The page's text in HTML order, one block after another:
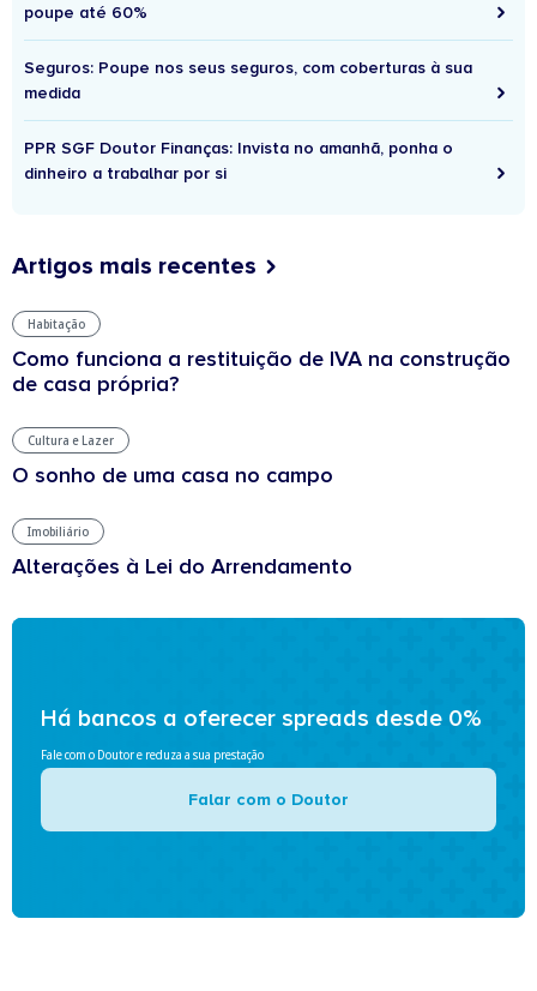
poupe até 60%
Seguros: Poupe nos seus seguros, com coberturas à sua
medida
PPR SGF Doutor Finanças: Invista no amanhã, ponha o
dinheiro a trabalhar por si
Artigos mais recentes
Habitação
Como funciona a restituição de IVA na construção
de casa própria?
Cultura e Lazer
O sonho de uma casa no campo
Imobiliário
Alterações à Lei do Arrendamento
Há bancos a oferecer spreads desde 0%
Fale com o Doutor e reduza a sua prestação
Falar com o Doutor